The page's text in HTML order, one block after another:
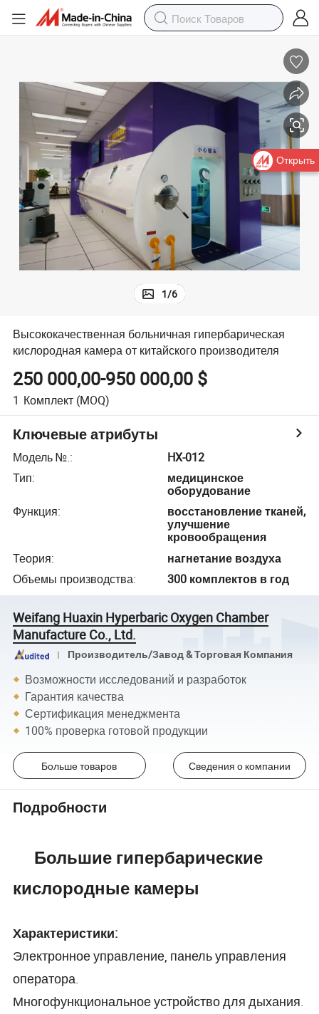
1/6
Высококачественная больничная гипербарическая
кислородная камера от китайского производителя
250 000,00-950 000,00 $
1 Комплект (MOQ)
Ключевые атрибуты
Модель №.:
HX-012
Тип:
медицинское
оборудование
Функция:
восстановление тканей,
улучшение
кровообращения
Теория:
нагнетание воздуха
Объемы производства: 300 комплектов в год
Weifang Huaxin Hyperbaric Oxygen Chamber
Manufacture Co., Ltd.
Производитель/Завод & Торговая Компания
Возможности исследований и разработок
Гарантия качества
Сертификация менеджмента
100% проверка готовой продукции
Больше товаров Сведения о компании
Подробности
Большие гипербарические
кислородные камеры
Характеристики:
Электронное управление, панель управления
оператора.
Многофункциональное устройство для дыхания.
Открыть